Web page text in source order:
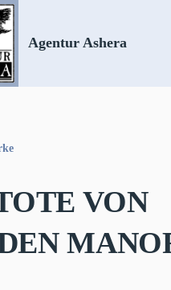
Agentur Ashera
VON